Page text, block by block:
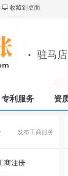
收藏到桌面
· 驻马店
专利服务 资
发布工商服务
商注册